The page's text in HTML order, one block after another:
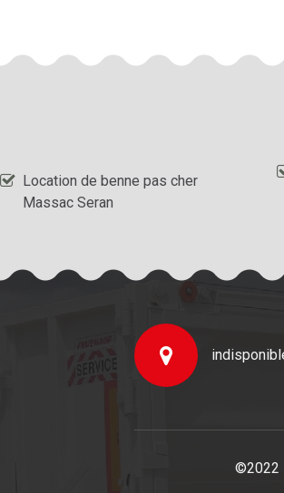
Location de benne pas cher
Massac Seran
©2022